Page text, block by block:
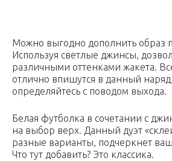
Можно выгодно дополнить образ
Используя светлые джинсы,
различными оттенками жакета.
отлично впишутся в данный
определяйтесь с поводом выхода.
Белая футболка в сочетании с
на выбор верх. Данный дуэт
разные варианты, подчеркнет
Что тут добавить? Это классика.